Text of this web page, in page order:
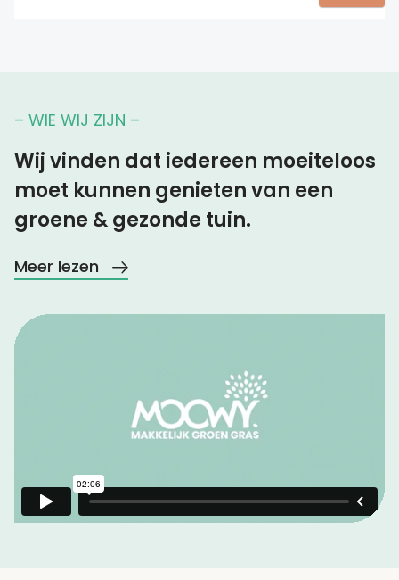
– WIE WIJ ZIJN –
Wij vinden dat iedereen moeiteloos
moet kunnen genieten van een
groene & gezonde tuin.
Meer lezen